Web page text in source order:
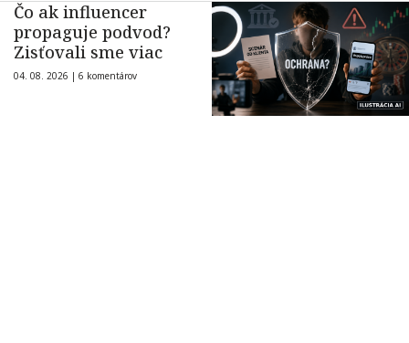
Čo ak influencer
propaguje podvod?
Zisťovali sme viac
04. 08. 2026 | 6 komentárov